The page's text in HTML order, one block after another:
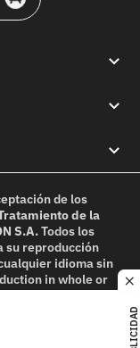
de los
de la
S.A.Todos los
su reproducción
idioma sin
in whole or
permission is